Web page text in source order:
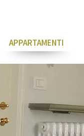
APPARTAMENTI